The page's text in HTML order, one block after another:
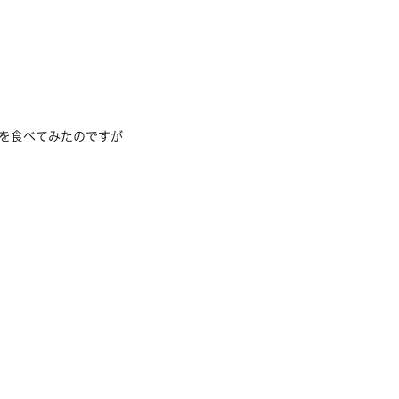
食べてみたのですが